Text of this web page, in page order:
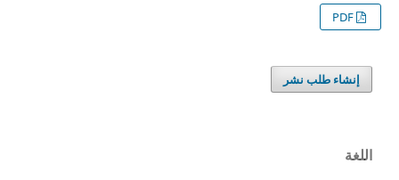
PDF
إنشاء طلب نشر
اللغة